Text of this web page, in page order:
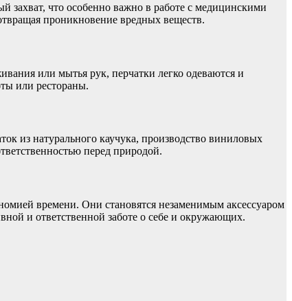
захват, что особенно важно в работе с медицинскими
проникновение вредных веществ.
или мытья рук, перчатки легко одеваются и
или рестораны.
из натурального каучука, производство виниловых
перед природой.
времени. Они становятся незаменимым аксессуаром
и ответственной заботе о себе и окружающих.